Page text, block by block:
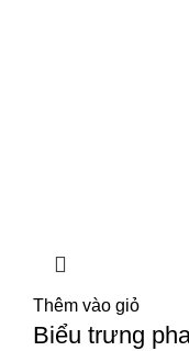
Thêm vào giỏ
Biểu trưng